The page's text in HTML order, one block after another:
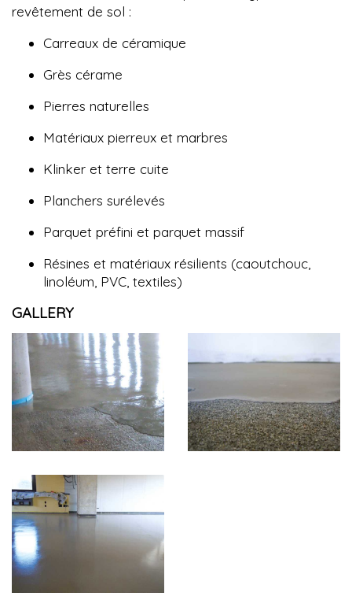
revêtement de sol :
Carreaux de céramique
Grès cérame
Pierres naturelles
Matériaux pierreux et marbres
Klinker et terre cuite
Planchers surélevés
Parquet préfini et parquet massif
Résines et matériaux résilients (caoutchouc,
linoléum, PVC, textiles)
GALLERY